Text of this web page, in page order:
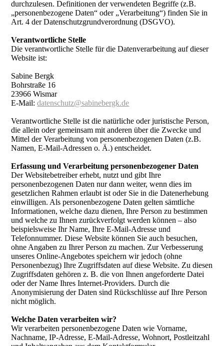
durchzulesen. Definitionen der verwendeten Begriffe (z.B.
„personenbezogene Daten“ oder „Verarbeitung“) finden Sie in
Art. 4 der Datenschutzgrundverordnung (DSGVO).
Verantwortliche Stelle
Die verantwortliche Stelle für die Datenverarbeitung auf dieser
Website ist:
Sabine Bergk
Bohrstraße 16
23966 Wismar
E-Mail:datenschutz@sabinebergk.de
Verantwortliche Stelle ist die natürliche oder juristische Person,
die allein oder gemeinsam mit anderen über die Zwecke und
Mittel der Verarbeitung von personenbezogenen Daten (z.B.
Namen, E-Mail-Adressen o. Ä.) entscheidet.
Erfassung und Verarbeitung personenbezogener Daten
Der Websitebetreiber erhebt, nutzt und gibt Ihre
personenbezogenen Daten nur dann weiter, wenn dies im
gesetzlichen Rahmen erlaubt ist oder Sie in die Datenerhebung
einwilligen. Als personenbezogene Daten gelten sämtliche
Informationen, welche dazu dienen, Ihre Person zu bestimmen
und welche zu Ihnen zurückverfolgt werden können – also
beispielsweise Ihr Name, Ihre E-Mail-Adresse und
Telefonnummer. Diese Website können Sie auch besuchen,
ohne Angaben zu Ihrer Person zu machen. Zur Verbesserung
unseres Online-Angebotes speichern wir jedoch (ohne
Personenbezug) Ihre Zugriffsdaten auf diese Website. Zu diesen
Zugriffsdaten gehören z. B. die von Ihnen angeforderte Datei
oder der Name Ihres Internet-Providers. Durch die
Anonymisierung der Daten sind Rückschlüsse auf Ihre Person
nicht möglich.
Welche Daten verarbeiten wir?
Wir verarbeiten personenbezogene Daten wie Vorname,
Nachname, IP-Adresse, E-Mail-Adresse, Wohnort, Postleitzahl